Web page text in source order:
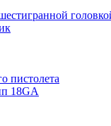
пистолета
18GA